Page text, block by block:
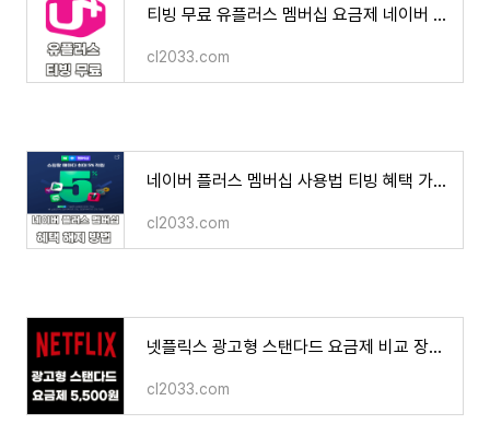
티빙 무료 유플러스 멤버십 요금제 네이버 플러스 멤버십 신청 방법
cl2033.com
네이버 플러스 멤버십 사용법 티빙 혜택 가격 해지 환불 방법 후기
cl2033.com
넷플릭스 광고형 스탠다드 요금제 비교 장점 단점 5500원 FHD 동시 2명 접속 가장 저렴하게 시청하
cl2033.com